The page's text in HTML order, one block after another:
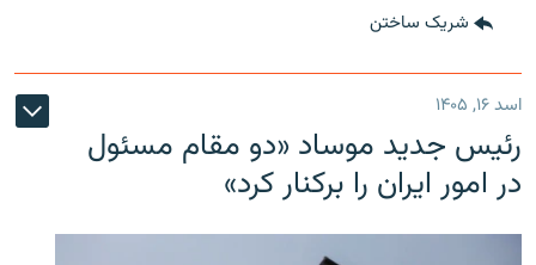
شریک ساختن
اسد ۱۶, ۱۴۰۵
رئیس جدید موساد «دو مقام مسئول
در امور ایران را برکنار کرد»